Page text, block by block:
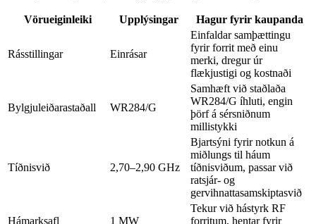
Vörueiginleiki Upplýsingar Hagur fyrir kaupanda
Rásstillingar Einrásar
Einfaldar samþættingu
fyrir forrit með einu
merki, dregur úr
flækjustigi og kostnaði
Bylgjuleiðarastaðall WR284/G
Samhæft við staðlaða
WR284/G íhluti, engin
þörf á sérsniðnum
millistykki
Tíðnisvið 2,70–2,90 GHz
Bjartsýni fyrir notkun á
miðlungs til háum
tíðnisviðum, passar við
ratsjár- og
gervihnattasamskiptasvið
Hámarksafl 1 MW
Tekur við hástyrk RF
forritum, hentar fyrir